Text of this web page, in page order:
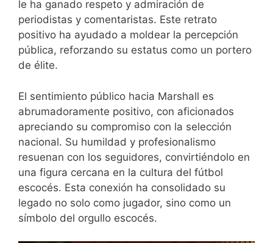
le ha ganado respeto y admiración de
periodistas y comentaristas. Este retrato
positivo ha ayudado a moldear la percepción
pública, reforzando su estatus como un portero
de élite.
El sentimiento público hacia Marshall es
abrumadoramente positivo, con aficionados
apreciando su compromiso con la selección
nacional. Su humildad y profesionalismo
resuenan con los seguidores, convirtiéndolo en
una figura cercana en la cultura del fútbol
escocés. Esta conexión ha consolidado su
legado no solo como jugador, sino como un
símbolo del orgullo escocés.